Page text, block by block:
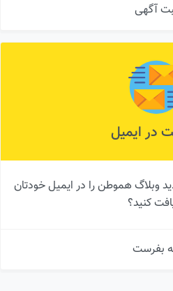
آگهی
در ایمیل
وبلاگ هموطن را در ایمیل خودتان
کنید؟
بفرست